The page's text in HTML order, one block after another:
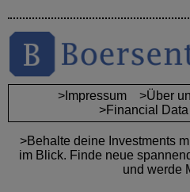
>Impressum >Über
>Financial
>Behalte deine Investments
im Blick. Finde neue
und werde